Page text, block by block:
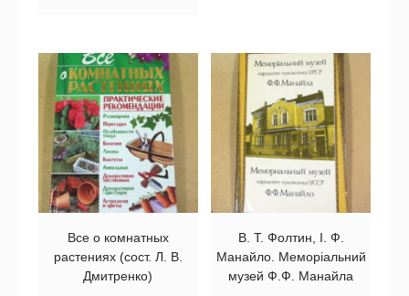
Все о комнатных
растениях (сост. Л. В.
Дмитренко)
В. Т. Фолтин, І. Ф.
Манайло. Меморіальний
музей Ф.Ф. Манайла